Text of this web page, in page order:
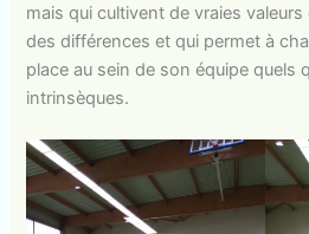
mais qui cultivent de vraies valeurs
des différences et qui permet à
place au sein de son équipe quels
intrinsèques.